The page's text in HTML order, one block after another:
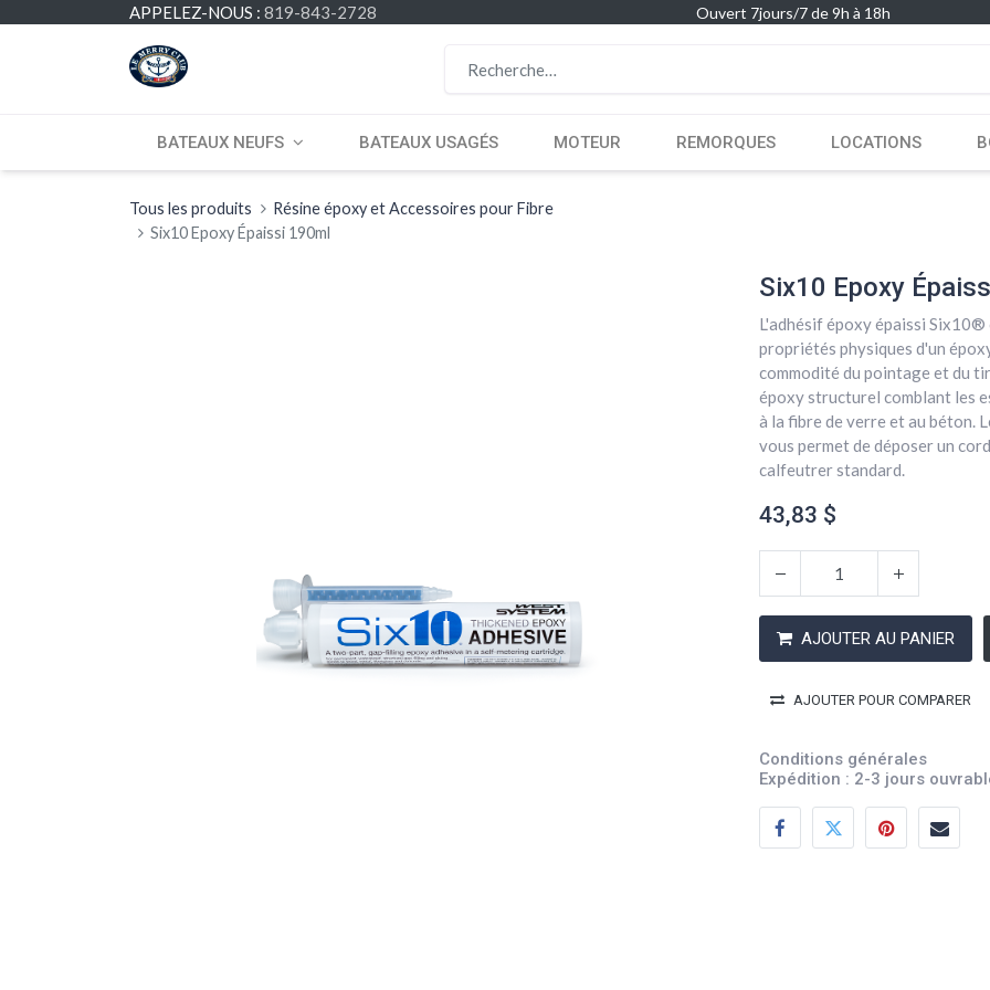
APPELEZ-NOUS : 819-843-2728 Ouvert 7jours/7 de 9h à 18h
BATEAUX NEUFS BATEAUX USAGÉS MOTEUR REMORQUES LOCATIONS
Tous les produits
Résine époxy et Accessoires pour Fibre
Six10 Epoxy Épaissi 190ml
Six10 Epoxy
L'adhésif époxy épaissi
propriétés physiques d'un
commodité du pointage et du
époxy structurel comblant les
à la fibre de verre et au béton.
vous permet de déposer un
calfeutrer standard.
43,83 $
AJOUTER AU PANIER
AJOUTER POUR COMPARER
Conditions générales
Expédition : 2-3 jours